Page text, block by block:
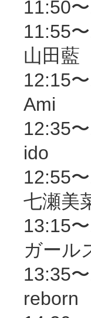
11:50
11:55
山田藍
12:15
Ami
12:35
ido
12:55
七瀬美
13:15
ガール
13:35
reborn